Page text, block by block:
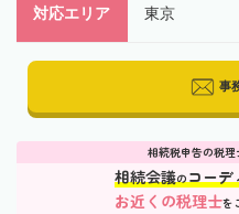
対応エリア 東京
事
相続税申告の税
相続会議のコーデ
お近くの税理士を